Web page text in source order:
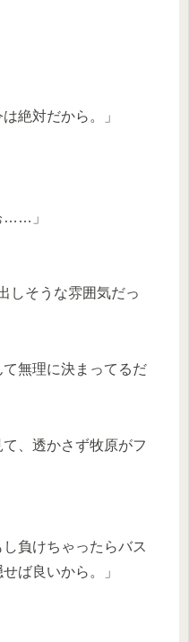
絶対だから。」
……」
しそうな雰囲気だっ
無理に決まってるだ
、透かさず牧原がフ
負けちゃったらバス
ば良いから。」